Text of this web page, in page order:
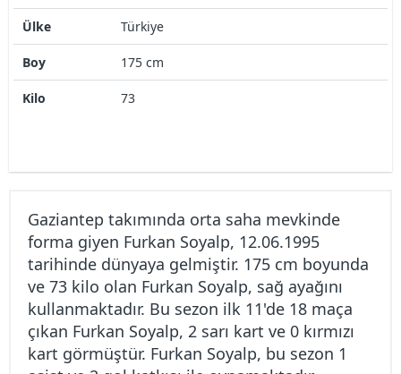
Ülke Türkiye
Boy 175 cm
Kilo 73
Gaziantep takımında orta saha mevkinde
forma giyen Furkan Soyalp, 12.06.1995
tarihinde dünyaya gelmiştir. 175 cm boyunda
ve 73 kilo olan Furkan Soyalp, sağ ayağını
kullanmaktadır. Bu sezon ilk 11'de 18 maça
çıkan Furkan Soyalp, 2 sarı kart ve 0 kırmızı
kart görmüştür. Furkan Soyalp, bu sezon 1